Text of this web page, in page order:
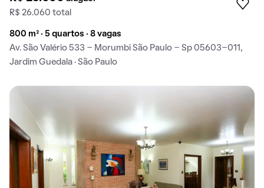
R$ 26.060 total
800 m² · 5 quartos · 8 vagas
Av. São Valério 533 - Morumbi São Paulo - Sp 05603-011,
Jardim Guedala · São Paulo